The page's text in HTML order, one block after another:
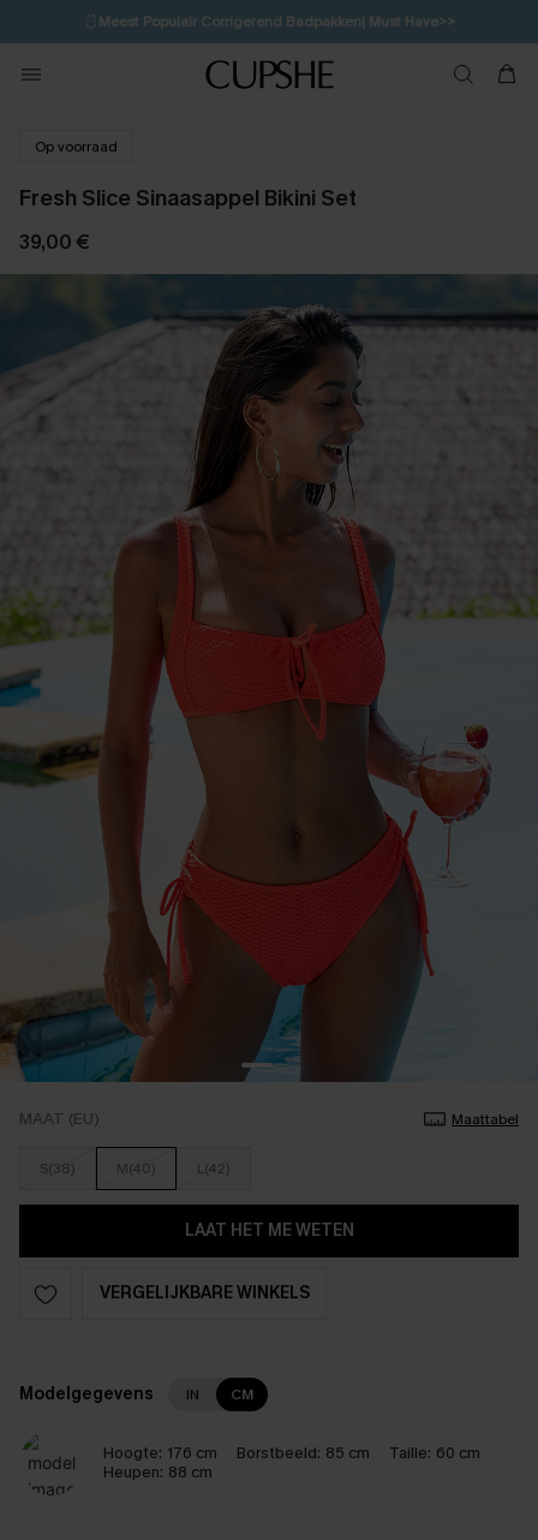
🩱Meest Populair Corrigerend Badpakken| Must Have>>
💌Abonneer je & ontvang tot 15% korting>>
Koop 3, krijg 15% korting | CODE: SW15
Op voorraad
Fresh Slice Sinaasappel Bikini Set
39,00 €
MAAT (EU) Maattabel
S(38) M(40) L(42)
LAAT HET ME WETEN
VERGELIJKBARE WINKELS
Modelgegevens IN CM
Hoogte: 176 cm Borstbeeld: 85 cm Taille: 60 cm
Heupen: 88 cm